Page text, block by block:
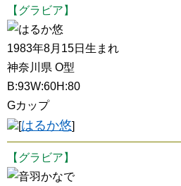
【グラビア】
はるか悠
1983年8月15日生まれ
神奈川県 O型
B:93W:60H:80
Gカップ
[はるか悠]
【グラビア】
音羽かなで